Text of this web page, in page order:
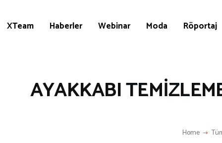
XTeam Haberler Webinar Moda Röportaj
AYAKKABI
Home
AİRSOFT & PAİNTBALL
BESLENME